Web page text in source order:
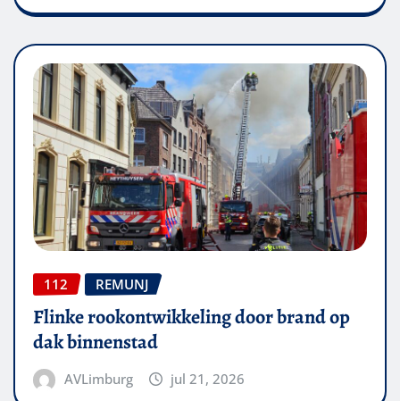
112 REMUNJ
Flinke rookontwikkeling door brand op
dak binnenstad
AVLimburg jul 21, 2026